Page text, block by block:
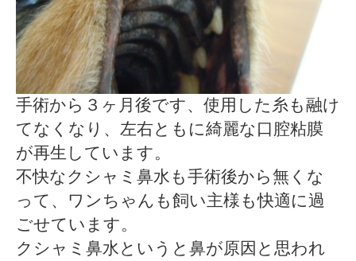
手術から３ヶ月後です、使用した糸も融け
てなくなり、左右ともに綺麗な口腔粘膜
が再生しています。
不快なクシャミ鼻水も手術後から無くな
って、ワンちゃんも飼い主様も快適に過
ごせています。
クシャミ鼻水というと鼻が原因と思われ